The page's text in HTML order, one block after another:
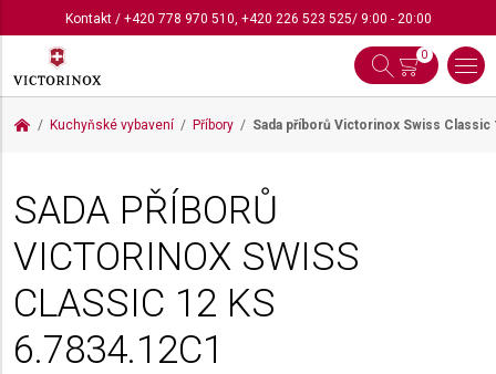
Kontakt/ +420 778 970 510, +420 226 523 525/ 9:00 - 20:00
0
Kuchyňské vybavení Příbory Sada příborů Victorinox Swiss
SADA PŘÍBORŮ
VICTORINOX SWISS
CLASSIC 12 KS
6.7834.12C1